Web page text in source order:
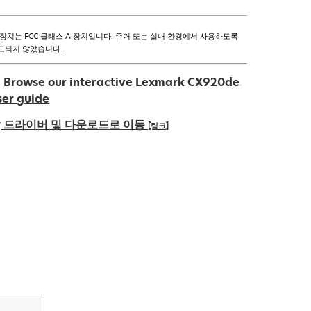
치는 FCC 클래스 A 장치입니다. 주거 또는 실내 환경에서 사용하도록
되지 않았습니다.
Browse our interactive Lexmark CX920de
guide
드라이버 및 다운로드로 이동 [링크]